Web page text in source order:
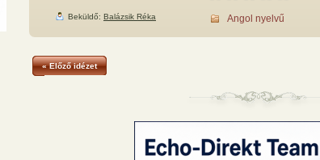
Beküldő: Balázsik Réka Angol nyelvű
« Előző idézet